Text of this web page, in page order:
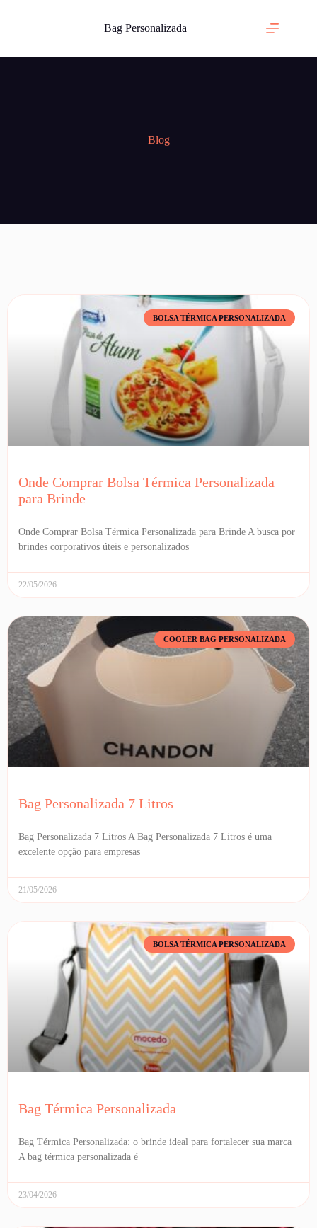
Bag Personalizada
Blog
BOLSA TÉRMICA PERSONALIZADA
Onde Comprar Bolsa Térmica Personalizada
para Brinde
Onde Comprar Bolsa Térmica Personalizada para Brinde A busca por
brindes corporativos úteis e personalizados
22/05/2026
COOLER BAG PERSONALIZADA
Bag Personalizada 7 Litros
Bag Personalizada 7 Litros A Bag Personalizada 7 Litros é uma
excelente opção para empresas
21/05/2026
BOLSA TÉRMICA PERSONALIZADA
Bag Térmica Personalizada
Bag Térmica Personalizada: o brinde ideal para fortalecer sua marca
A bag térmica personalizada é
23/04/2026